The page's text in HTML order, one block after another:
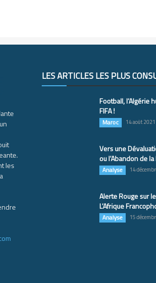
les
LES ARTICLES LES PLUS
Football, l’Algérie
FIFA !
Maroc 14 août 2021
Vers une
ou l’Abandon de
Analyse 14
Alerte Rouge sur le
L’Afrique
Analyse 15